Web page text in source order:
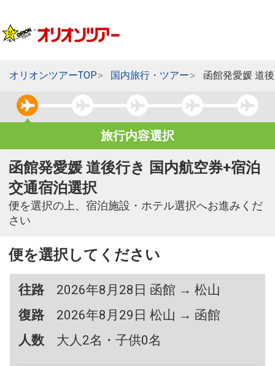
オリオンツアーTOP 国内旅行・ツアー 函館発愛媛 道
旅行内容選択
函館発愛媛 道後行き 国内航空券+宿泊
交通宿泊選択
便を選択の上、宿泊施設・ホテル選択へお進みくだ
さい
便を選択してください
往路
2026年8月28日 函館 → 松山
復路
2026年8月29日 松山 → 函館
人数
大人2名・子供0名